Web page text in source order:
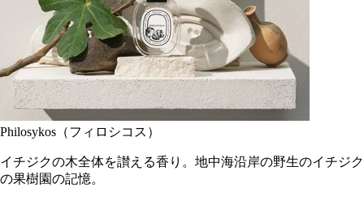
Philosykos（フィロシコス）
イチジクの木全体を讃える香り。地中海沿岸の野生のイチジク
の果樹園の記憶。